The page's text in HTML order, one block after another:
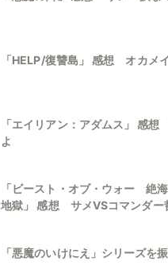
「HELP/復讐島」 感想 オカメ
「エイリアン：アダムス」 感
よ
「ビースト・オブ・ウォー 絶
地獄」 感想 サメVSコマンダー
「悪魔のいけにえ」シリーズを